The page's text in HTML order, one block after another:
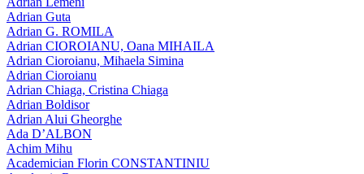
Adrian Guta
Adrian G. ROMILA
Adrian CIOROIANU, Oana MIHAILA
Adrian Cioroianu, Mihaela Simina
Adrian Cioroianu
Adrian Chiaga, Cristina Chiaga
Adrian Boldisor
Adrian Alui Gheorghe
Ada D’ALBON
Achim Mihu
Academician Florin CONSTANTINIU